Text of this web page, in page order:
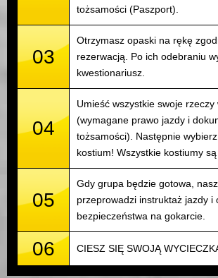
tożsamości (Paszport).
03
Otrzymasz opaski na rękę
rezerwacją. Po ich odebraniu
kwestionariusz.
04
Umieść wszystkie swoje rzeczy
(wymagane prawo jazdy i
tożsamości). Następnie
kostium! Wszystkie kostiumy
05
Gdy grupa będzie gotowa,
przeprowadzi instruktaż jazdy i
bezpieczeństwa na gokarcie.
06 CIESZ SIĘ SWOJĄ